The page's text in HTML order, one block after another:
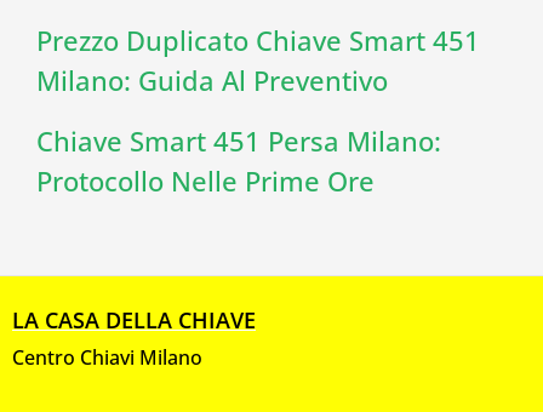
Prezzo Duplicato Chiave Smart 451
Milano: Guida Al Preventivo
Chiave Smart 451 Persa Milano:
Protocollo Nelle Prime Ore
LA CASA DELLA CHIAVE
Centro Chiavi Milano